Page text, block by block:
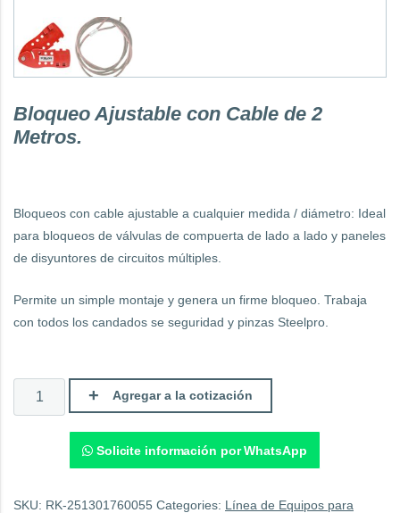
Bloqueo Ajustable con Cable de 2
Metros.
Bloqueos con cable ajustable a cualquier medida / diámetro: Ideal
para bloqueos de válvulas de compuerta de lado a lado y paneles
de disyuntores de circuitos múltiples.
Permite un simple montaje y genera un firme bloqueo. Trabaja
con todos los candados se seguridad y pinzas Steelpro.
Bloqueo
Ajustable
con
Agregar a la cotización
Solicite información por WhatsApp
SKU: RK-251301760055 Categories: Línea de Equipos para